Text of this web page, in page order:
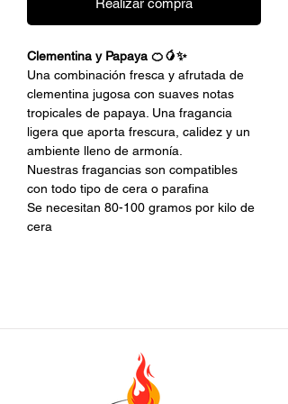
Realizar compra
Clementina y Papaya 🍊🥭✨
Una combinación fresca y afrutada de
clementina jugosa con suaves notas
tropicales de papaya. Una fragancia
ligera que aporta frescura, calidez y un
ambiente lleno de armonía.
Nuestras fragancias son compatibles
con todo tipo de cera o parafina
Se necesitan 80-100 gramos por kilo de
cera